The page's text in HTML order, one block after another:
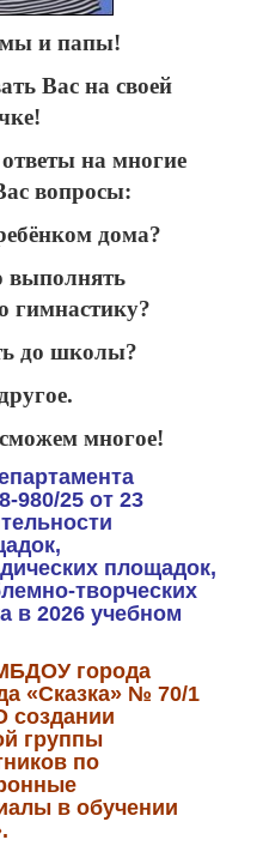
и папы!
Вас на своей
на многие
вопросы:
дома?
выполнять
гимнастику?
до школы?
многое!
980/25 от 23
площадок,
творческих
в 2026 учебном
города
«Сказка» № 70/1
создании
группы
по
в обучении